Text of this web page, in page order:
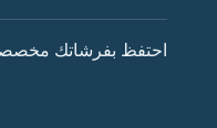
احتفظ بفرشاتك